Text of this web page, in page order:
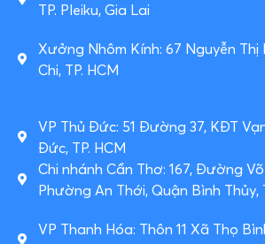
TP. Pleiku, Gia Lai
Xưởng Nhôm Kính: 67 Nguyễn Thị
Chi, TP. HCM
VP Thủ Đức: 51 Đường 37, KĐT
Đức, TP. HCM
Chi nhánh Cần Thơ: 167, Đường
Phường An Thới, Quận Bình Thủy,
VP Thanh Hóa: Thôn 11 Xã Thọ